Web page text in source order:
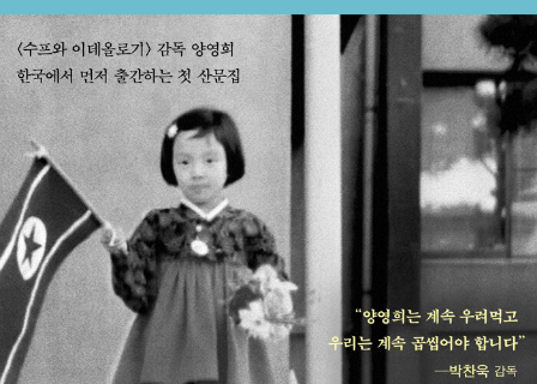
『가족의 나라』가 있다.